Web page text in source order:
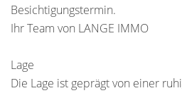
Besichtigungstermin.
Ihr Team von LANGE IMMO
Lage
Die Lage ist geprägt von einer